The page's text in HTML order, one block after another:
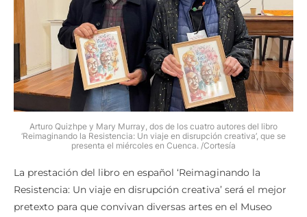
Arturo Quizhpe y Mary Murray, dos de los cuatro autores del libro
‘Reimaginando la Resistencia: Un viaje en disrupción creativa’, que se
presenta el miércoles en Cuenca. /Cortesía
La prestación del libro en español ‘Reimaginando la
Resistencia: Un viaje en disrupción creativa’ será el mejor
pretexto para que convivan diversas artes en el Museo